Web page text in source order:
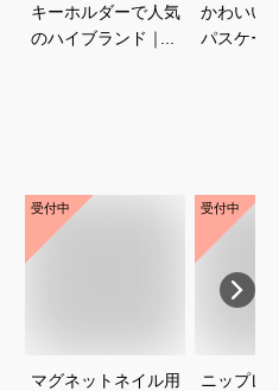
キーホルダーで人気
のハイブランド｜プ
かわいい
パスケー
受付中
マグネットネイル用
受付中
ニップレ